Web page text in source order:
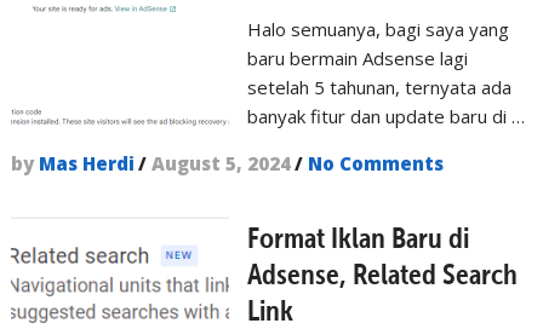
Halo semuanya, bagi saya yang
baru bermain Adsense lagi
setelah 5 tahunan, ternyata ada
banyak fitur dan update baru di …
by Mas Herdi / August 5, 2024/ No Comments
Format Iklan Baru di
Adsense, Related Search
Link